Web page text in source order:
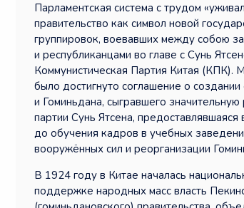
Парламентская система с трудом
правительство как символ новой
группировок, воевавших между собою
и республиканцами во главе с Сунь
Коммунистическая Партия Китая (КПК).
было достигнуто соглашение о
и Гоминьдана, сыгравшего
партии Сунь Ятсена,
до обучения кадров в учебных
вооружённых сил и реорганизации
В 1924 году в Китае началась
поддержке народных масс власть